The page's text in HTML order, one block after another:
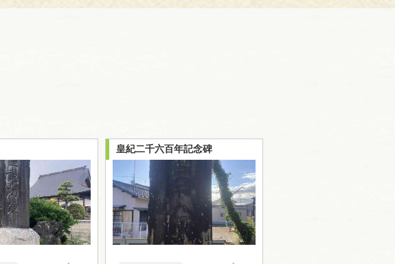
皇紀二千六百年記念碑